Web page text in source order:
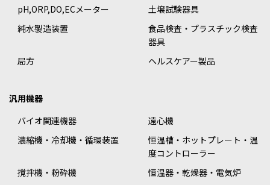
pH,ORP,DO,ECメーター
土壌試験器具
純水製造装置
食品検査・プラスチック検査
器具
局方
ヘルスケアー製品
汎用機器
バイオ関連機器
遠心機
濃縮機・冷却機・循環装置
恒温槽・ホットプレート・温
度コントローラー
撹拌機・粉砕機
恒温器・乾燥器・電気炉